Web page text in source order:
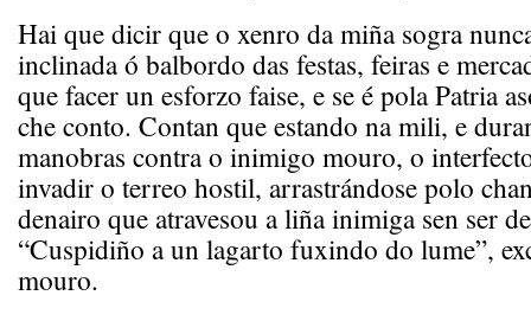
Hai que dicir que o xenro da miña sogra
inclinada ó balbordo das festas, feiras e
que facer un esforzo faise, e se é pola Patria
che conto. Contan que estando na mili, e
manobras contra o inimigo mouro, o
invadir o terreo hostil, arrastrándose polo
denairo que atravesou a liña inimiga sen ser
“Cuspidiño a un lagarto fuxindo do lume”,
mouro.